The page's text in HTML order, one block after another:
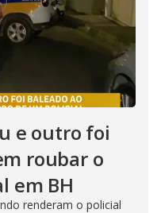
e outro foi
roubar o
em BH
renderam o policial